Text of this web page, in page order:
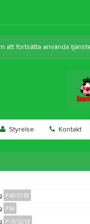
att fortsätta använda
Styrelse Kontakt
F16/17/18
F14
F-11/12/13